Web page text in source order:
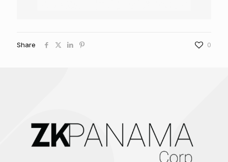
Share 0